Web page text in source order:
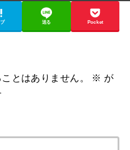
送る Pocket
とはありません。 ※ が